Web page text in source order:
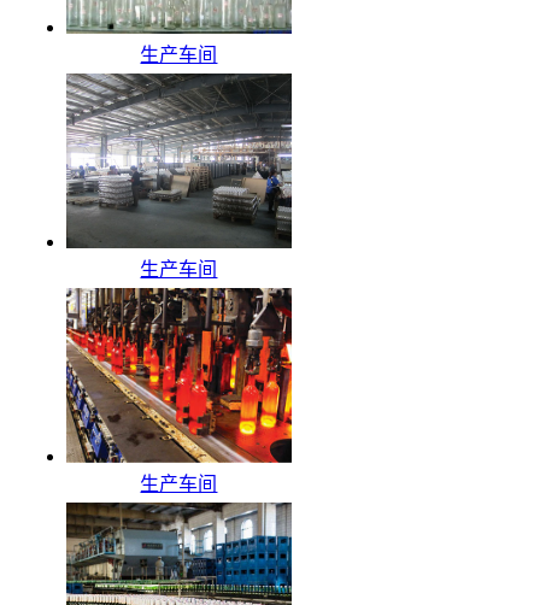
生产车间
生产车间
生产车间